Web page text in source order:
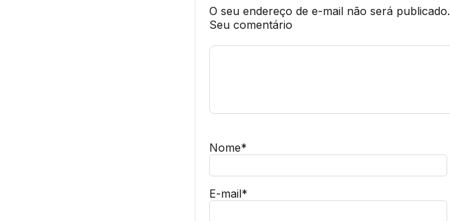
O seu endereço de e-mail não será publicado.
Seu comentário
Nome*
E-mail*